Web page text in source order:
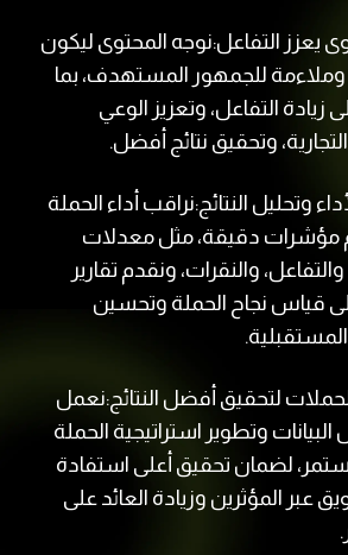
يعزز التفاعل:نوجه المحتوى ليكون
وملاءمة للجمهور المستهدف، بما
زيادة التفاعل، وتعزيز الوعي
وتحقيق نتائج أفضل.
وتحليل النتائج:نراقب أداء الحملة
مؤشرات دقيقة، مثل معدلات
والنقرات، ونقدم تقارير
قياس نجاح الحملة وتحسين
لتحقيق أفضل النتائج:نعمل
البيانات وتطوير استراتيجية الحملة
لضمان تحقيق أعلى استفادة
عبر المؤثرين وزيادة العائد على